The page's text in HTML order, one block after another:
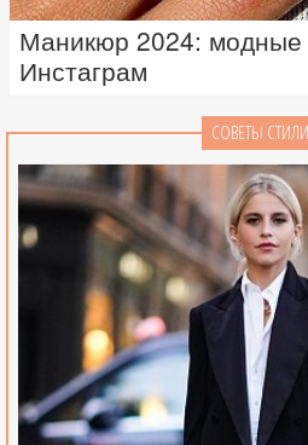
Маникюр 2024: модные
Инстаграм
СОВЕТЫ